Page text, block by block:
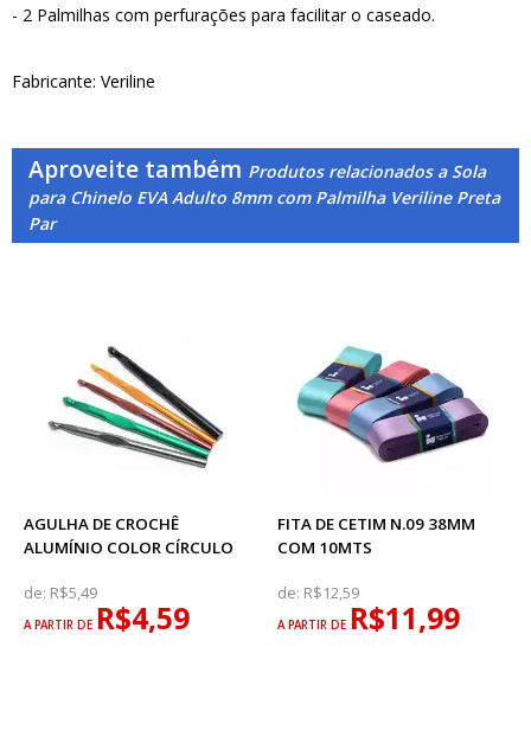
- 2 Palmilhas com perfurações para facilitar o caseado.
Fabricante: Veriline
Aproveite também Produtos relacionados a Sola
para Chinelo EVA Adulto 8mm com Palmilha Veriline Preta
Par
AGULHA DE CROCHÊ
ALUMÍNIO COLOR CÍRCULO
de: R$5,49
A PARTIR DE R$4,59
FITA DE CETIM N.09 38MM
COM 10MTS
de: R$12,59
A PARTIR DE R$11,99